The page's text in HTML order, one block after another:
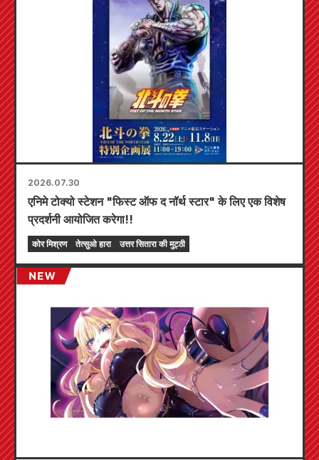
2026.07.30
एनिमे टोक्यो स्टेशन "फिस्ट ऑफ द नॉर्थ स्टार" के लिए एक विशेष
प्रदर्शनी आयोजित करेगा!!
कोर मिश्रण तेत्सुओ हारा उत्तर सितारा की मुट्ठी